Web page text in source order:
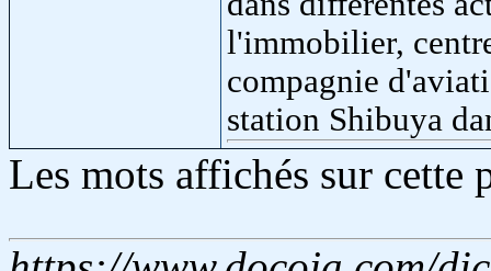
l'immobilier,
compagnie
station Shibuya
Les mots affichés sur cette